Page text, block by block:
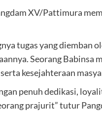
XV/Pattimura
tugas yang diemban
Seorang Babinsa
kesejahteraan
penuh dedikasi,
prajurit” tutur